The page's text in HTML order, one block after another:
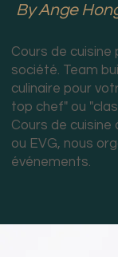
By Ange
Cours de
société. Team
culinaire pour
top chef" ou
Cours de cuisine
ou EVG, nous
événements.